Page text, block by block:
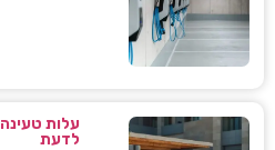
עלות
לדעת